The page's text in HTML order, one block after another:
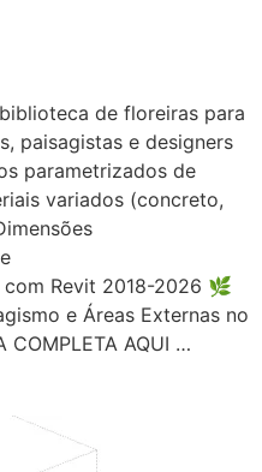
de floreiras para
paisagistas e designers
parametrizados de
variados (concreto,
Revit 2018-2026 🌿
e Áreas Externas no
COMPLETA AQUI …